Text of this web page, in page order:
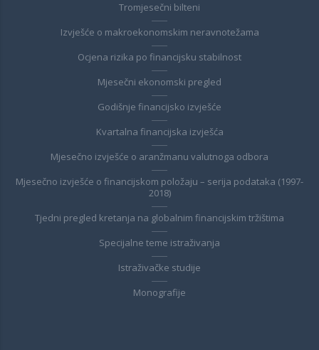
Tromjesečni bilteni
Izvješće o makroekonomskim neravnotežama
Ocjena rizika po financijsku stabilnost
Mjesečni ekonomski pregled
Godišnje financijsko izvješće
Kvartalna financijska izvješća
Mjesečno izvješće o aranžmanu valutnoga odbora
Mjesečno izvješće o financijskom položaju – serija podataka (1997-
2018)
Tjedni pregled kretanja na globalnim financijskim tržištima
Specijalne teme istraživanja
Istraživačke studije
Monografije